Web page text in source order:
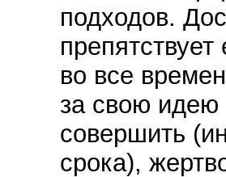
подходов.
во все
за свою идею
совершить
срока),